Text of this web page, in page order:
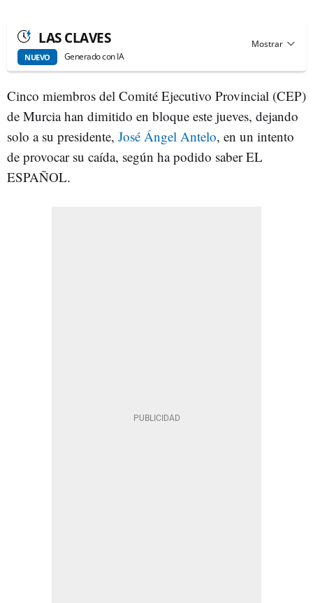
LAS CLAVES
NUEVO Generado con IA
Cinco miembros del Comité Ejecutivo Provincial (CEP)
de Murcia han dimitido en bloque este jueves, dejando
solo a su presidente, José Ángel Antelo, en un intento
de provocar su caída, según ha podido saber EL
ESPAÑOL.